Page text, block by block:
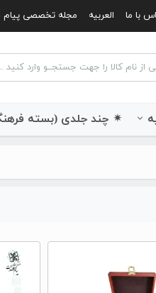
با ما العربیه مجله تخصصی پیام
✴ چند جلدی (بسته